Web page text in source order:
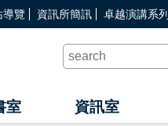
導覽 資訊所簡訊 卓越演講系列
室 資訊室